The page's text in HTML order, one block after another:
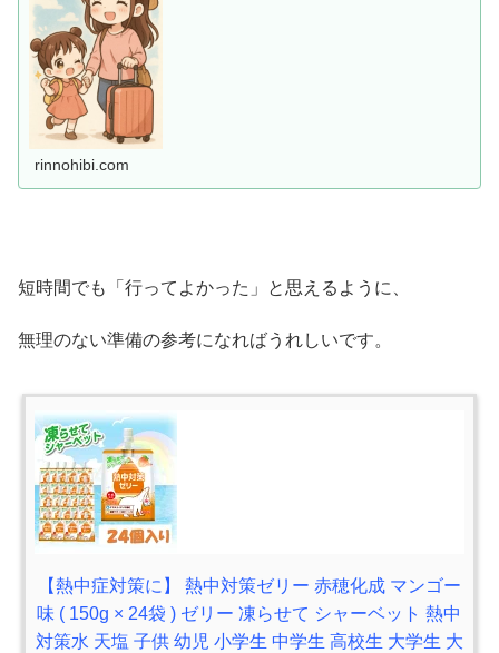
rinnohibi.com
短時間でも「行ってよかった」と思えるように、
無理のない準備の参考になればうれしいです。
【熱中症対策に】 熱中対策ゼリー 赤穂化成 マンゴー
味 ( 150g × 24袋 ) ゼリー 凍らせて シャーベット 熱中
対策水 天塩 子供 幼児 小学生 中学生 高校生 大学生 大